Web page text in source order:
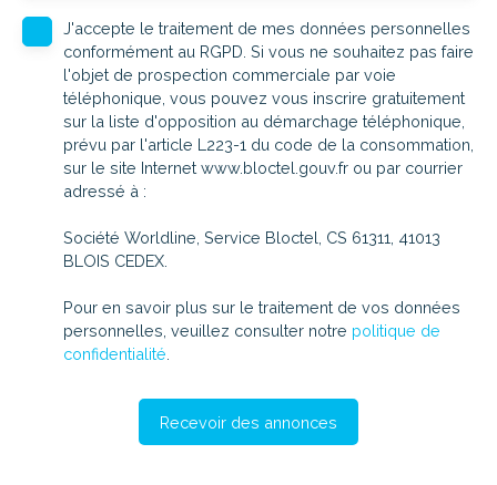
J'accepte le traitement de mes données personnelles
conformément au RGPD. Si vous ne souhaitez pas faire
l'objet de prospection commerciale par voie
téléphonique, vous pouvez vous inscrire gratuitement
sur la liste d'opposition au démarchage téléphonique,
prévu par l'article L223-1 du code de la consommation,
sur le site Internet www.bloctel.gouv.fr ou par courrier
adressé à :
Société Worldline, Service Bloctel, CS 61311, 41013
BLOIS CEDEX.
Pour en savoir plus sur le traitement de vos données
personnelles, veuillez consulter notre politique de
confidentialité
Recevoir des annonces